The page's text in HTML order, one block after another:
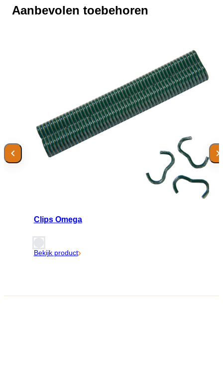
Aanbevolen toebehoren
Clips Omega
Bekijk product